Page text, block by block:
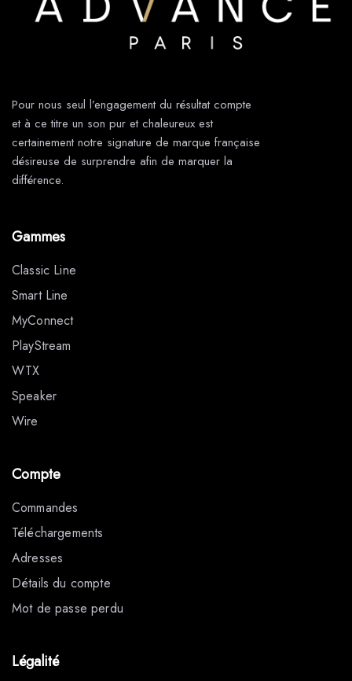
Pour nous seul l’engagement du résultat compte
et à ce titre un son pur et chaleureux est
certainement notre signature de marque française
désireuse de surprendre afin de marquer la
différence.
Gammes
Classic Line
Smart Line
MyConnect
PlayStream
WTX
Speaker
Wire
Compte
Commandes
Téléchargements
Adresses
Détails du compte
Mot de passe perdu
Légalité